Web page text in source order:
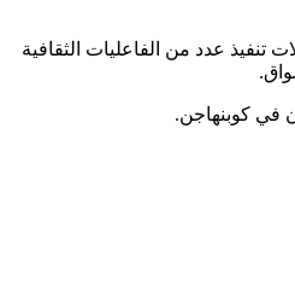
عدد من الفاعليات الثقافية
في كوبنهاجن.